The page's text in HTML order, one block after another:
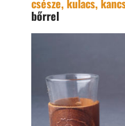
csésze, kulacs,
bőrrel